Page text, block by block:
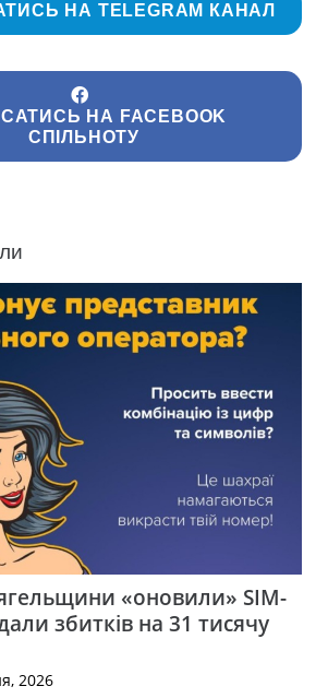
НА TELEGRAM КАНАЛ
НА FACEBOOK
СПІЛЬНОТУ
«оновили» SIM-
збитків на 31 тисячу
2026